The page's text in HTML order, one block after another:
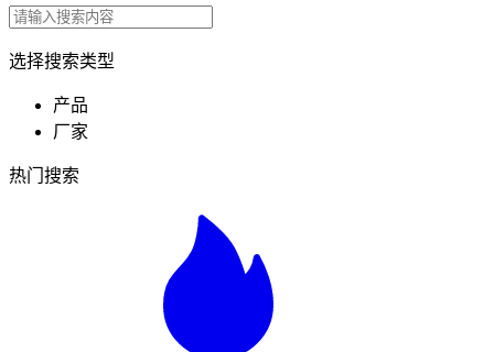
选择搜索类型
产品
厂家
热门搜索